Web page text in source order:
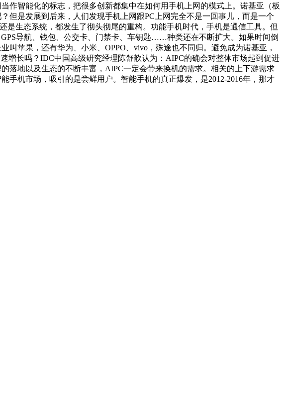
作智能化的标志，把很多创新都集中在如何用手机上网的模式上。诺基亚（板
但是发展到后来，人们发现手机上网跟PC上网完全不是一回事儿，而是一个
生态系统，都发生了彻头彻尾的重构。功能手机时代，手机是通信工具。但
导航、钱包、公交卡、门禁卡、车钥匙……种类还在不断扩大。如果时间倒
苹果，还有华为、小米、OPPO、vivo，殊途也不同归。避免成为诺基亚，
增长吗？IDC中国高级研究经理陈舒歆认为：AIPC的确会对整体市场起到促进
落地以及生态的不断丰富，AIPC一定会带来换机的需求。相关的上下游需求
手机市场，吸引的是尝鲜用户。智能手机的真正爆发，是2012-2016年，那才